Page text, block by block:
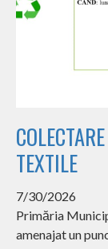
TEXTILE
7/30/2026
Primăria
amenajat un